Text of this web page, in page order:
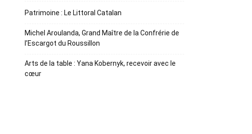
Patrimoine : Le Littoral Catalan
Michel Aroulanda, Grand Maître de la Confrérie de
l’Escargot du Roussillon
Arts de la table : Yana Kobernyk, recevoir avec le
cœur